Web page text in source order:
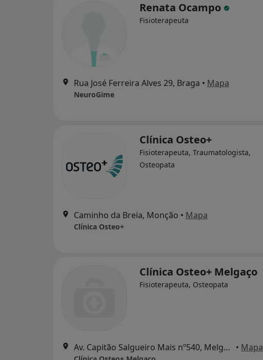
Renata Ocampo
Fisioterapeuta
Rua José Ferreira Alves 29, Braga • Mapa
NeuroGime
Clínica Osteo+
Fisioterapeuta, Traumatologista,
Osteopata
Caminho da Breia, Monção • Mapa
Clínica Osteo+
Clínica Osteo+ Melgaço
Fisioterapeuta, Osteopata
Av. Capitão Salgueiro Mais nº540, Melgaço • Mapa